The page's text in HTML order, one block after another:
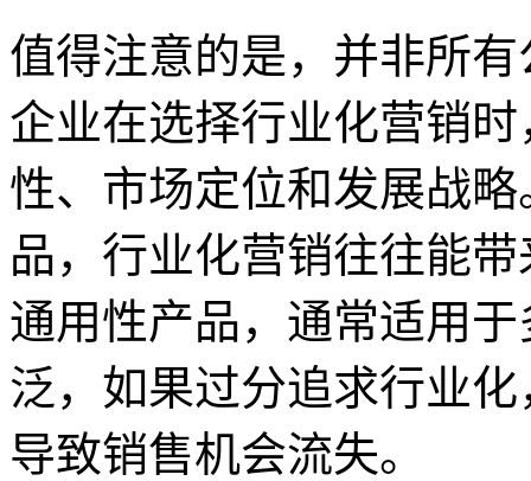
值得注意的是，并非所
企业在选择行业化营销
性、市场定位和发展战
品，行业化营销往往能
通用性产品，通常适用
泛，如果过分追求行业
导致销售机会流失。